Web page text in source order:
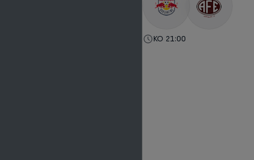
KO 21:00